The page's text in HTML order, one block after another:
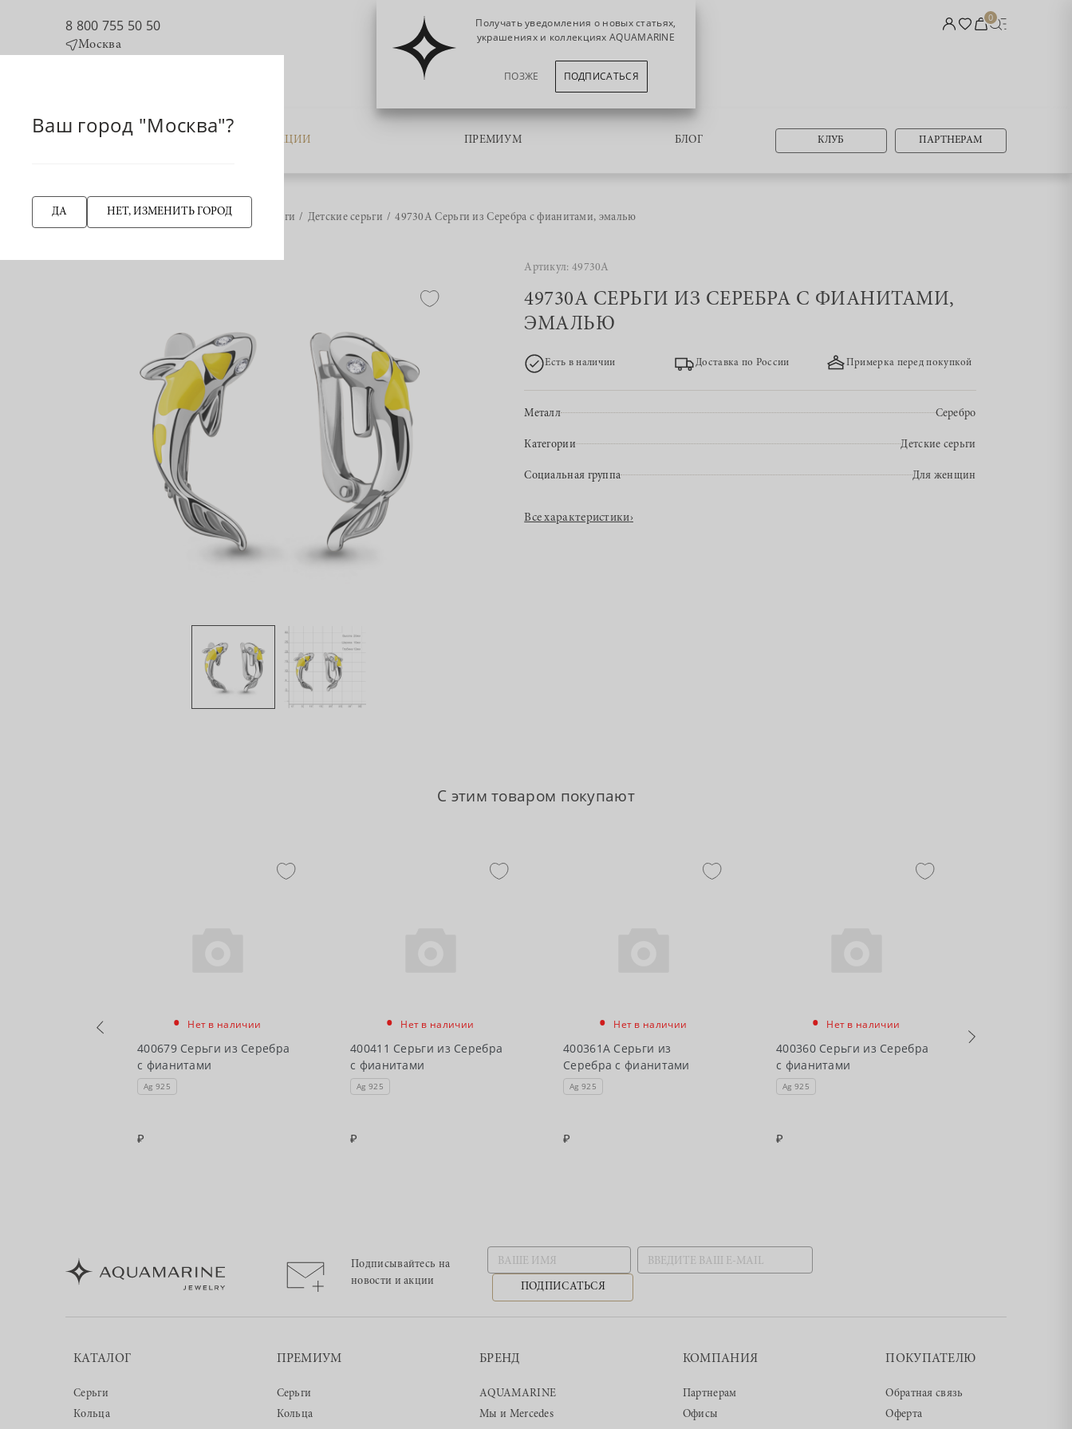
8 800 755 50 50
Москва
0
КАТАЛОГ АКЦИИ ПРЕМИУМ БЛОГ КЛУБ ПАРТНЕРАМ
НАЗАД Главная страница Серьги Детские серьги 49730А Серьги из Серебра с фианитами, эмалью
Артикул: 49730А
49730А СЕРЬГИ ИЗ СЕРЕБРА С ФИАНИТАМИ,
ЭМАЛЬЮ
Есть в наличии Доставка по России Примерка перед покупкой
Металл Серебро
Категории Детские серьги
Социальная группа Для женщин
Все характеристики›
С этим товаром покупают
• Нет в наличии
400679 Серьги из Серебра
с фианитами
Ag 925
• Нет в наличии
400411 Серьги из Серебра
с фианитами
Ag 925
• Нет в наличии
400361А Серьги из
Серебра с фианитами
Ag 925
• Нет в наличии
400360 Серьги из Серебра
с фианитами
Ag 925
Подписывайтесь на
новости и акции
ПОДПИСАТЬСЯ
КАТАЛОГ
Серьги
Кольца
ПРЕМИУМ
Серьги
Кольца
БРЕНД
AQUAMARINE
Мы и Mercedes
КОМПАНИЯ
Партнерам
Офисы
ПОКУПАТЕЛЮ
Обратная связь
Оферта
Ваш город "Москва"?
ДА НЕТ, ИЗМЕНИТЬ ГОРОД
Получать уведомления о новых статьях,
украшениях и коллекциях AQUAMARINE
ПОЗЖЕ ПОДПИСАТЬСЯ